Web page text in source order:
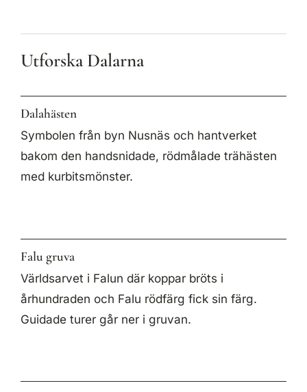
Utforska Dalarna
Dalahästen
Symbolen från byn Nusnäs och hantverket
bakom den handsnidade, rödmålade trähästen
med kurbitsmönster.
Falu gruva
Världsarvet i Falun där koppar bröts i
århundraden och Falu rödfärg fick sin färg.
Guidade turer går ner i gruvan.